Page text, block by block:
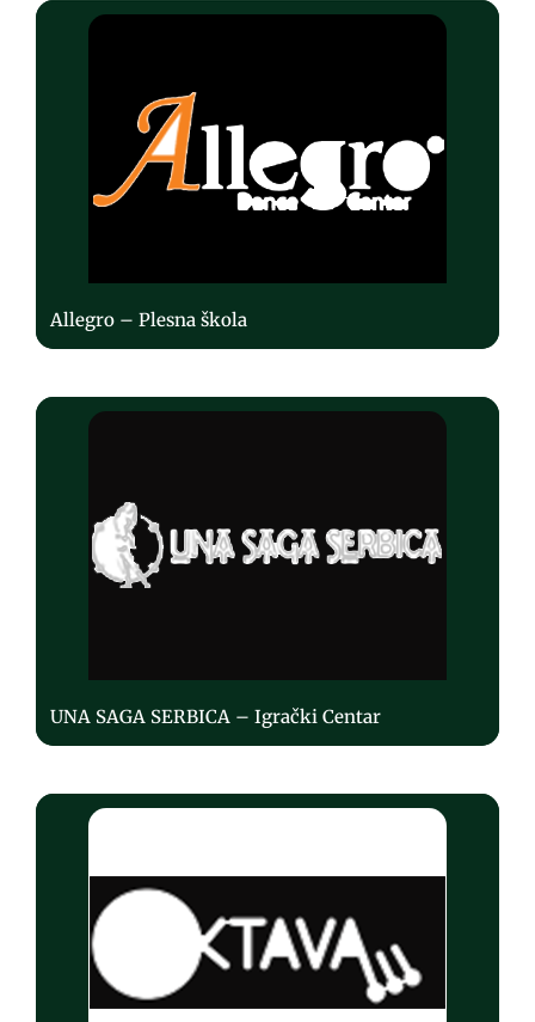
Allegro – Plesna škola
UNA SAGA SERBICA – Igrački Centar